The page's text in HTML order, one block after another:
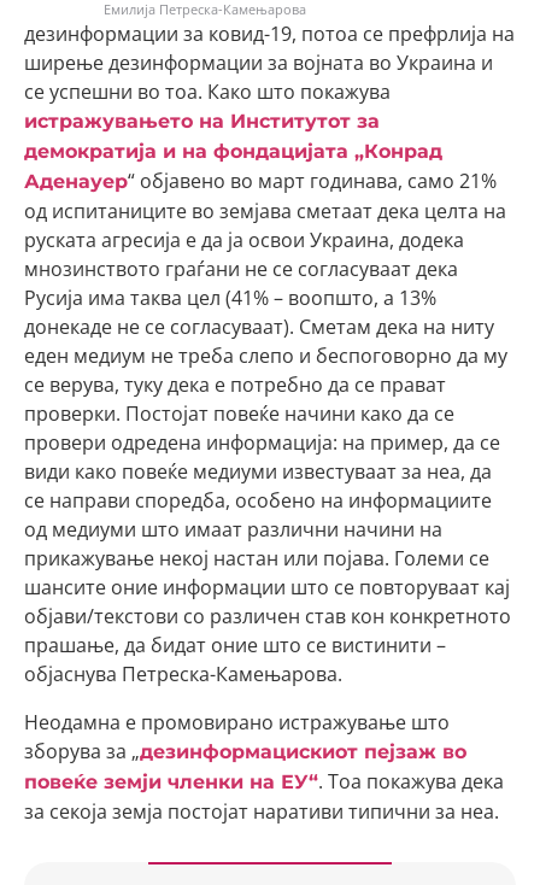
Емилија Петреска-Камењарова
дезинформации за ковид-19, потоа се префрлија на
ширење дезинформации за војната во Украина и
се успешни во тоа. Како што покажува
истражувањето на Институтот за
демократија и на фондацијата „Конрад
Аденауер“ објавено во март годинава, само 21%
од испитаниците во земјава сметаат дека целта на
руската агресија е да ја освои Украина, додека
мнозинството граѓани не се согласуваат дека
Русија има таква цел (41% – воопшто, а 13%
донекаде не се согласуваат). Сметам дека на ниту
еден медиум не треба слепо и беспоговорно да му
се верува, туку дека е потребно да се прават
проверки. Постојат повеќе начини како да се
провери одредена информација: на пример, да се
види како повеќе медиуми известуваат за неа, да
се направи споредба, особено на информациите
од медиуми што имаат различни начини на
прикажување некој настан или појава. Големи се
шансите оние информации што се повторуваат кај
објави/текстови со различен став кон конкретното
прашање, да бидат оние што се вистинити –
објаснува Петреска-Камењарова.
Неодамна е промовирано истражување што
зборува за „дезинформацискиот пејзаж во
повеќе земји членки на ЕУ“. Тоа покажува дека
за секоја земја постојат наративи типични за неа.